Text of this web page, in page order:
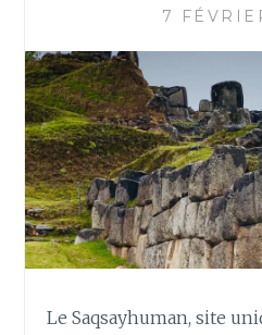
7
Le Saqsayhuman, site